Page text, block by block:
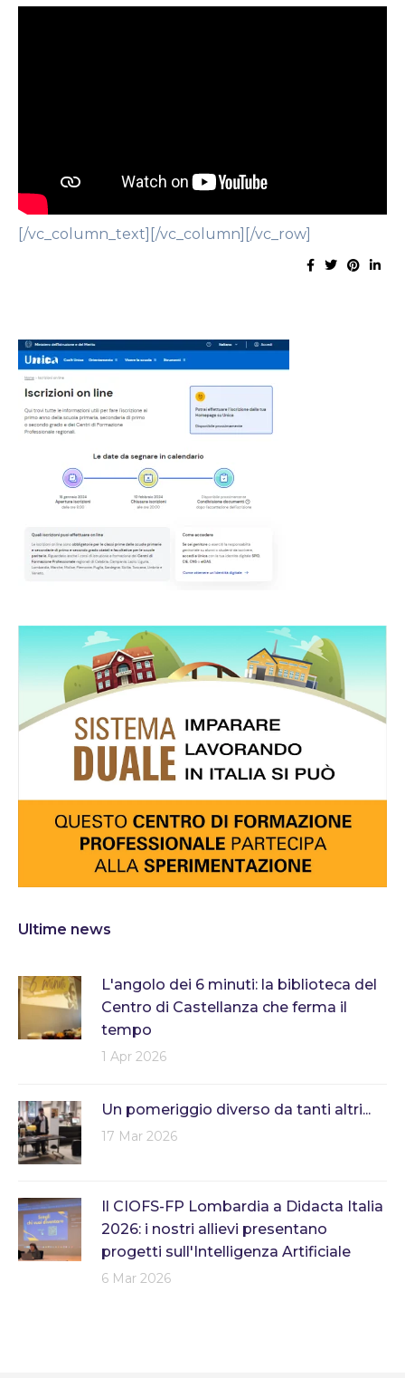
[/vc_column_text][/vc_column][/vc_row]
Ultime news
L'angolo dei 6 minuti: la biblioteca del
Centro di Castellanza che ferma il
tempo
1 Apr 2026
Un pomeriggio diverso da tanti altri...
17 Mar 2026
Il CIOFS-FP Lombardia a Didacta Italia
2026: i nostri allievi presentano
progetti sull'Intelligenza Artificiale
6 Mar 2026